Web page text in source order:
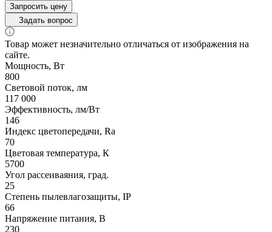
Запросить цену
Задать вопрос
Товар может незначительно отличаться от изображения на
сайте.
Мощность, Вт
800
Световой поток, лм
117 000
Эффективность, лм/Вт
146
Индекс цветопередачи, Ra
70
Цветовая температура, К
5700
Угол рассеиваяния, град.
25
Степень пылевлагозащиты, IP
66
Напряжение питания, В
230